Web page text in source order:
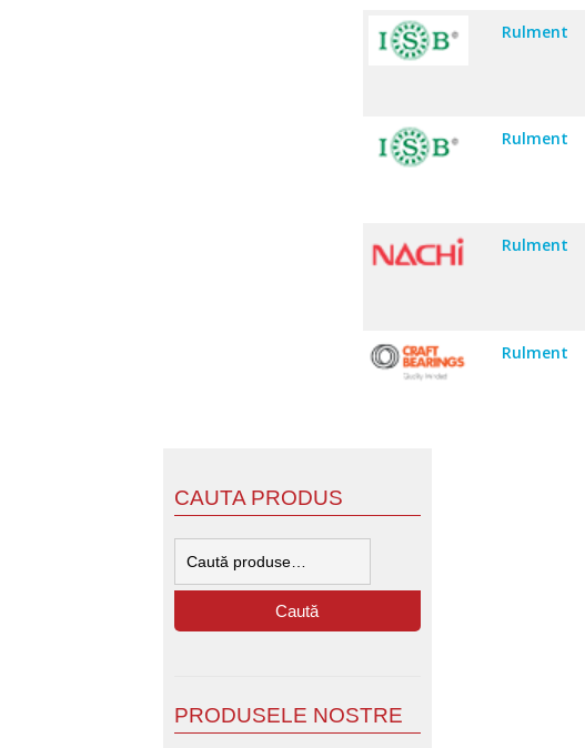
Rulment
Rulment
Rulment
Rulment
CAUTA PRODUS
Caută
PRODUSELE NOSTRE